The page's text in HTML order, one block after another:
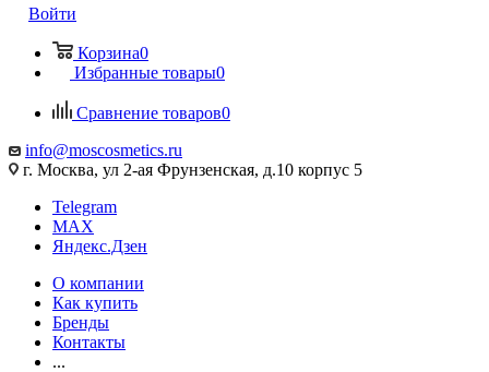
Войти
Корзина0
Избранные товары0
Сравнение товаров0
info@moscosmetics.ru
г. Москва, ул 2-ая Фрунзенская, д.10 корпус 5
Telegram
MAX
Яндекс.Дзен
О компании
Как купить
Бренды
Контакты
...